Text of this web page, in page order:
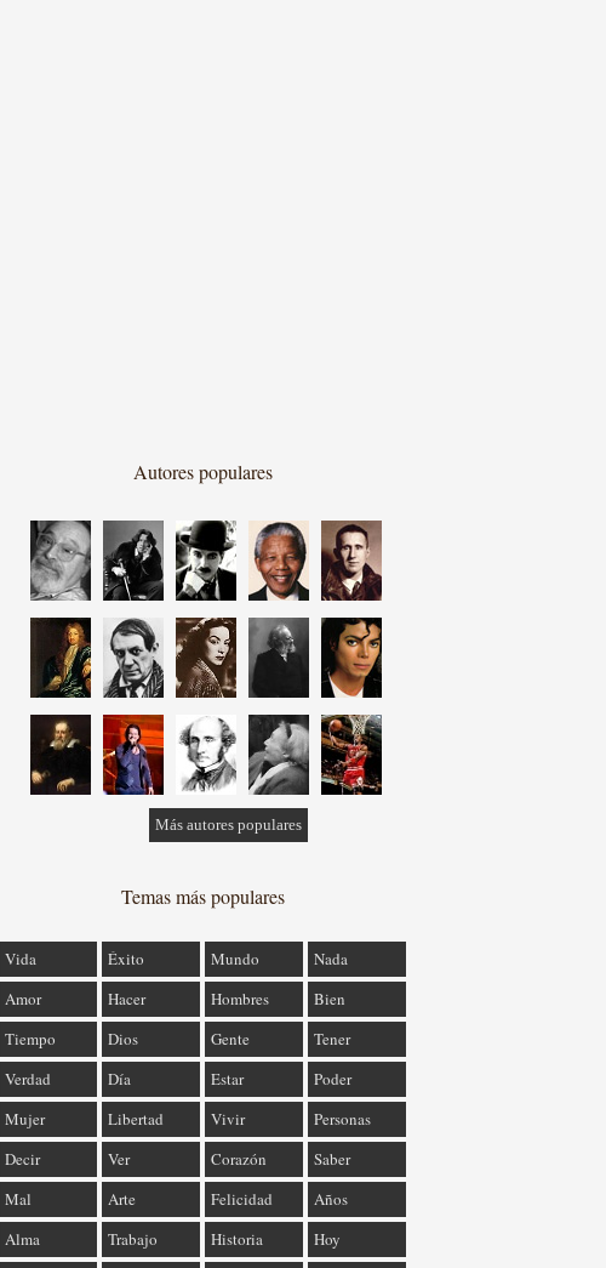
Autores populares
Más autores populares
Temas más populares
Vida Éxito Mundo
Nada
Amor
Hacer Hombres
Bien
Tiempo
Dios Gente
Tener
Verdad
Día Estar
Poder
Mujer
Libertad Vivir
Personas
Decir
Ver Corazón
Saber
Mal
Arte Felicidad
Años
Alma
Trabajo Historia Hoy